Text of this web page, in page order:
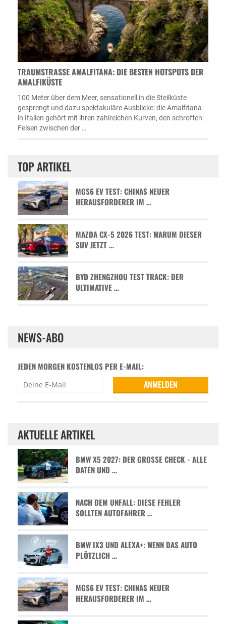
TRAUMSTRASSE AMALFITANA: DIE BESTEN HOTSPOTS DER A
MALFIKÜSTE
100 Meter über dem Meer, sensationell in die Steilküste
gesprengt und dazu spektakuläre Ausblicke: die Amalfitana
in Italien gehört mit ihren zahlreichen Kurven, den schroffen
Felsen zwischen der …
TOP ARTIKEL
MGS6 EV TEST: CHINAS NEUER
HERAUSFORDERER IM …
MAZDA CX-5 2026 TEST: WARUM DIESER
SUV JETZT …
BYD ZHENGZHOU TEST TRACK: DER
ULTIMATIVE …
NEWS-ABO
JEDEN MORGEN KOSTENLOS PER E-MAIL:
AKTUELLE ARTIKEL
BMW X5 2027: DER GROSSE CHECK - ALLE D
ATEN UND …
NACH DEM UNFALL: DIESE FEHLER
SOLLTEN AUTOFAHRER …
BMW IX3 UND ALEXA+: WENN DAS AUTO
PLÖTZLICH …
MGS6 EV TEST: CHINAS NEUER
HERAUSFORDERER IM …